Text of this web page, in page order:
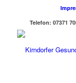
Telefon: 07371